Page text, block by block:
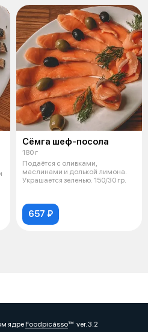
Сёмга шеф-посола
180 г
Подаётся с оливками,
маслинами и долькой лимона.
Украшается зеленью. 150/30 гр.
657 ₽
ядреFoodpicássover. 3.2